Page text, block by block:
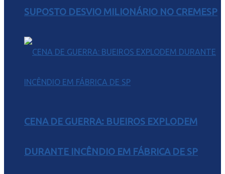
SUPOSTO DESVIO MILIONÁRIO NO CREMESP
CENA DE GUERRA: BUEIROS EXPLODEM
DURANTE INCÊNDIO EM FÁBRICA DE SP